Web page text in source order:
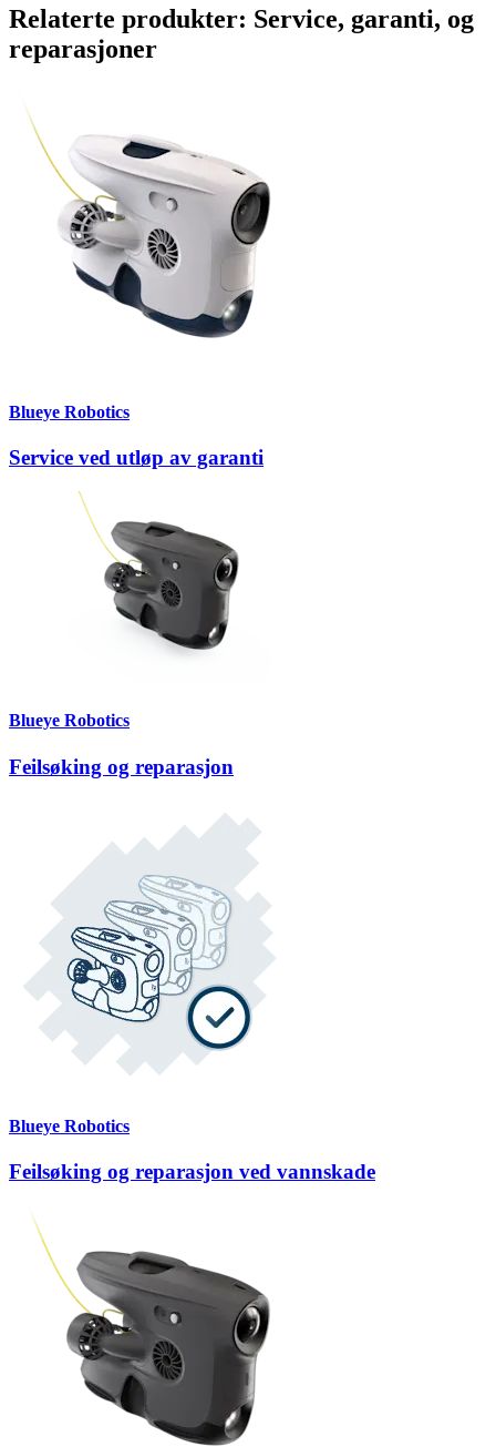
Relaterte produkter: Service, garanti, og
reparasjoner
Blueye Robotics
Service ved utløp av garanti
Blueye Robotics
Feilsøking og reparasjon
Blueye Robotics
Feilsøking og reparasjon ved vannskade